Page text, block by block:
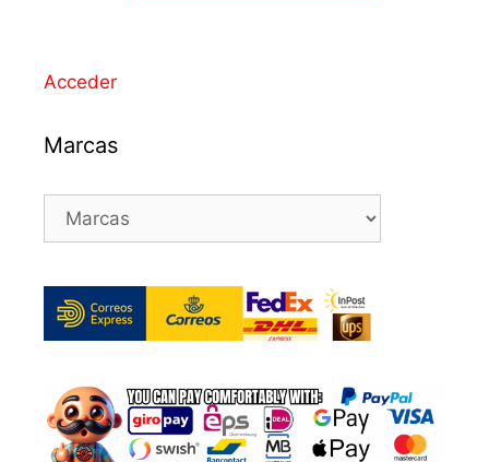
Acceder
Marcas